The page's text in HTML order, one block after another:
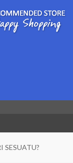
SESUATU?